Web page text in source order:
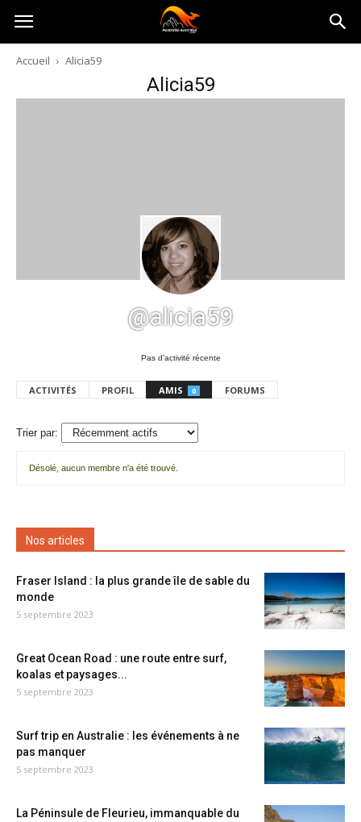
Australia-
australie.com
Accueil Alicia59
Alicia59
@alicia59
Pas d’activité récente
ACTIVITÉS PROFIL AMIS 0 FORUMS
Trier par:
amis
Désolé, aucun membre n'a été trouvé.
Nos articles
Fraser Island : la plus grande île de sable du
monde
5 septembre 2023
Great Ocean Road : une route entre surf,
koalas et paysages...
5 septembre 2023
Surf trip en Australie : les événements à ne
pas manquer
5 septembre 2023
La Péninsule de Fleurieu, immanquable du